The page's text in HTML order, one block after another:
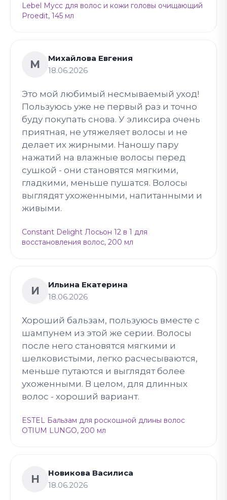
Lebel Мусс для волос и кожи головы очищающий
Proedit, 145 мл
М
Михайлова Евгения
18.06.2026
Это мой любимый несмываемый уход!
Пользуюсь уже не первый раз и точно
буду покупать снова. У эликсира очень
приятная, не утяжеляет волосы и не
делает их жирными. Наношу пару
нажатий на влажные волосы перед
сушкой - они становятся мягкими,
гладкими, меньше пушатся. Волосы
выглядят ухоженными, напитанными и
живыми.
Constant Delight Лосьон 12 в 1 для
восстановления волос, 200 мл
И
Ильина Екатерина
18.06.2026
Хороший бальзам, пользуюсь вместе с
шампунем из этой же серии. Волосы
после него становятся мягкими и
шелковистыми, легко расчесываются,
меньше путаются и выглядят более
ухоженными. В целом, для длинных
волос - хороший вариант.
ESTEL Бальзам для роскошной длины волос
OTIUM LUNGO, 200 мл
Н
Новикова Василиса
18.06.2026